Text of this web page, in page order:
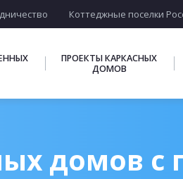
Коттеджные поселки
ПРОЕКТЫ КАРКАСНЫХ
ДОМОВ
домов с